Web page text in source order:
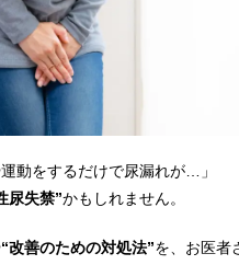
運動をするだけで尿漏れが…」
尿失禁”かもしれません。
“改善のための対処法”を、お医者